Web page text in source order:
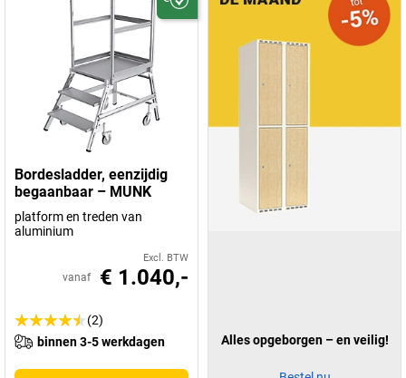
Bordesladder, eenzijdig
begaanbaar – MUNK
platform en treden van
aluminium
Excl. BTW
vanaf € 1.040,-
(2)
binnen 3-5 werkdagen
Alles opgeborgen – en veilig!